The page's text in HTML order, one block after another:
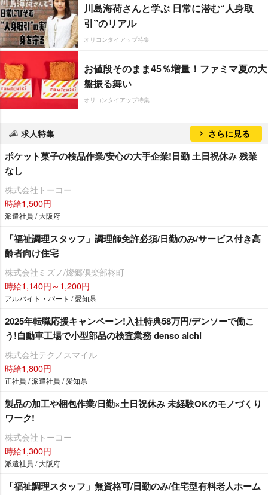
川島海荷さんと学ぶ 日常に潜む“人身取
引”のリアル
オリコンタイアップ特集
お値段そのまま45％増量！ファミマ夏の大
盤振る舞い
オリコンタイアップ特集
求人特集 さらに見る
ポケット菓子の検品作業/安心の大手企業!日勤 土日祝休み 残業
なし
株式会社トーコー
時給1,500円
派遣社員 / 大阪府
「福祉調理スタッフ」調理師免許必須/日勤のみ/サービス付き高
齢者向け住宅
株式会社ミズノ/燦郷倶楽部柊町
時給1,140円～1,200円
アルバイト・パート / 愛知県
2025年転職応援キャンペーン!入社特典58万円/デンソーで働こ
う!自動車工場で小型部品の検査業務 denso aichi
株式会社テクノスマイル
時給1,800円
正社員 / 派遣社員 / 愛知県
製品の加工や梱包作業/日勤×土日祝休み 未経験OKのモノづくり
ワーク!
株式会社トーコー
時給1,300円
派遣社員 / 大阪府
「福祉調理スタッフ」無資格可/日勤のみ/住宅型有料老人ホーム